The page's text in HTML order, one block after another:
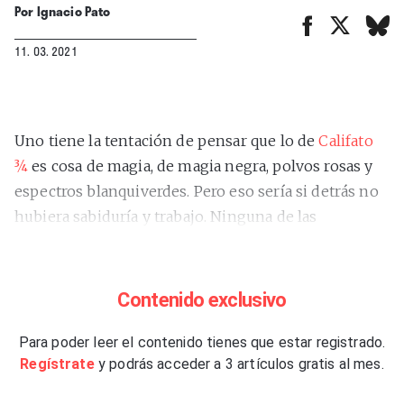
PorIgnacio Pato
11. 03. 2021
Uno tiene la tentación de pensar que lo deCalifato
¾ es cosa de magia, de magia negra, polvos rosas y
espectros blanquiverdes. Pero eso sería si detrás no
hubiera sabiduría y trabajo. Ninguna de las
tirándolas al aire a ver qué pasa. Aunque a veces lo
(Breaking Bass, 2021), su nuevo largo y el que
debería incitarnos a que los consideremos, en el
Contenido exclusivo
Para poder leer el contenido tienes que estar registrado.
Regístrate y podrás acceder a 3 artículos gratis al mes.